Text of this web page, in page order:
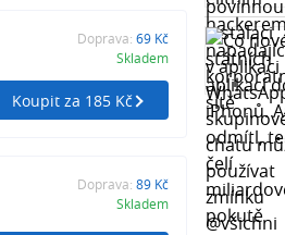
Doprava: 69 Kč
Skladem
Koupit za 185 Kč
Doprava: 89 Kč
Skladem